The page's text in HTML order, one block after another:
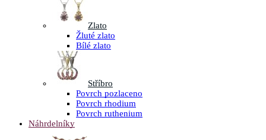
Zlato
Žluté zlato
Bílé zlato
Stříbro
Povrch pozlaceno
Povrch rhodium
Povrch ruthenium
Náhrdelníky